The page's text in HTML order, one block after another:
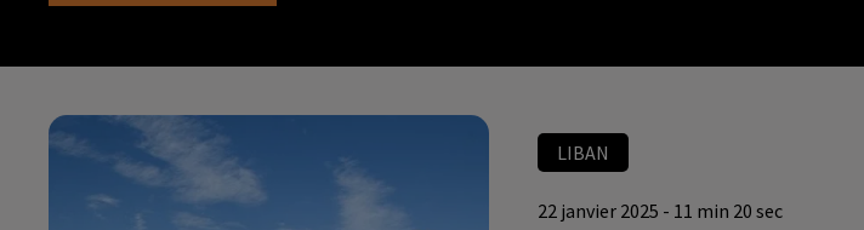
LIBAN
22 janvier 2025 - 11 min 20 sec